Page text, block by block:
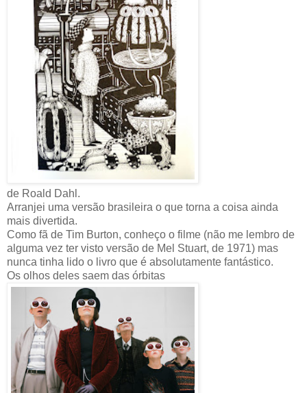
de Roald Dahl.
Arranjei uma versão brasileira o que torna a coisa ainda
mais divertida.
Como fã de Tim Burton, conheço o filme (não me lembro de
alguma vez ter visto versão de Mel Stuart, de 1971) mas
nunca tinha lido o livro que é absolutamente fantástico.
Os olhos deles saem das órbitas